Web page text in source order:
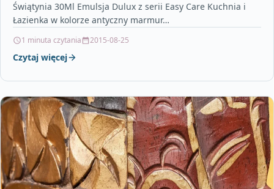
Świątynia 30Ml Emulsja Dulux z serii Easy Care Kuchnia i
Łazienka w kolorze antyczny marmur…
1 minuta czytania 2015-08-25
Czytaj więcej